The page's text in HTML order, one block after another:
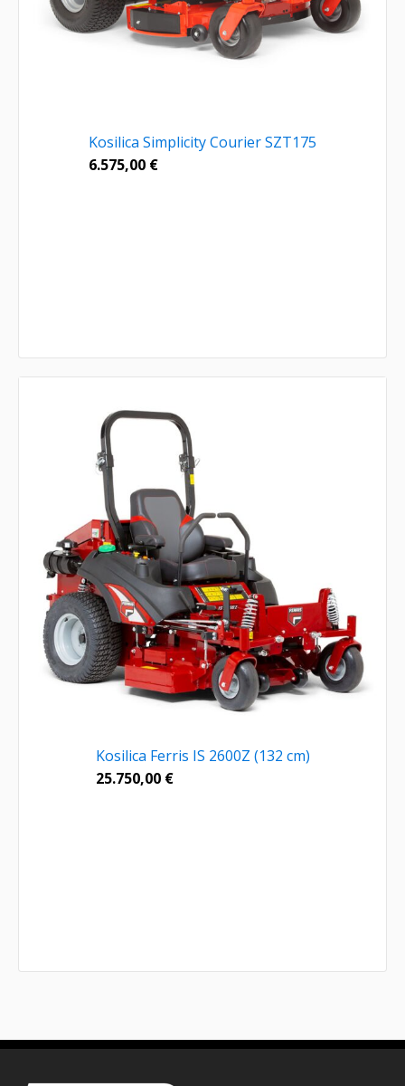
Kosilica Simplicity Courier SZT175
6.575,00 €
Kosilica Ferris IS 2600Z (132 cm)
25.750,00 €